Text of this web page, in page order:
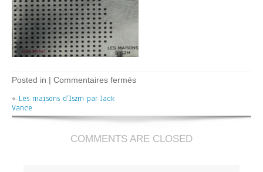
Posted in | Commentaires ferméssur
–
Vance
« Les maisons d’Iszm par Jack
Vance
COMMENTS ARE CLOSED